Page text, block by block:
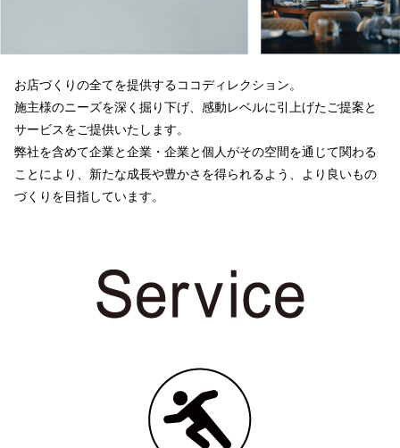
お店づくりの全てを提供するココディレクション。
施主様のニーズを深く掘り下げ、感動レベルに引上げたご提案と
サービスをご提供いたします。
弊社を含めて企業と企業・企業と個人がその空間を通じて関わる
ことにより、新たな成長や豊かさを得られるよう、
より良いもの
づくりを目指しています。